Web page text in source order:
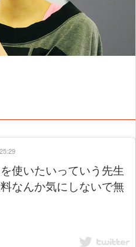
使いたいっていう先生
なんか気にしないで無